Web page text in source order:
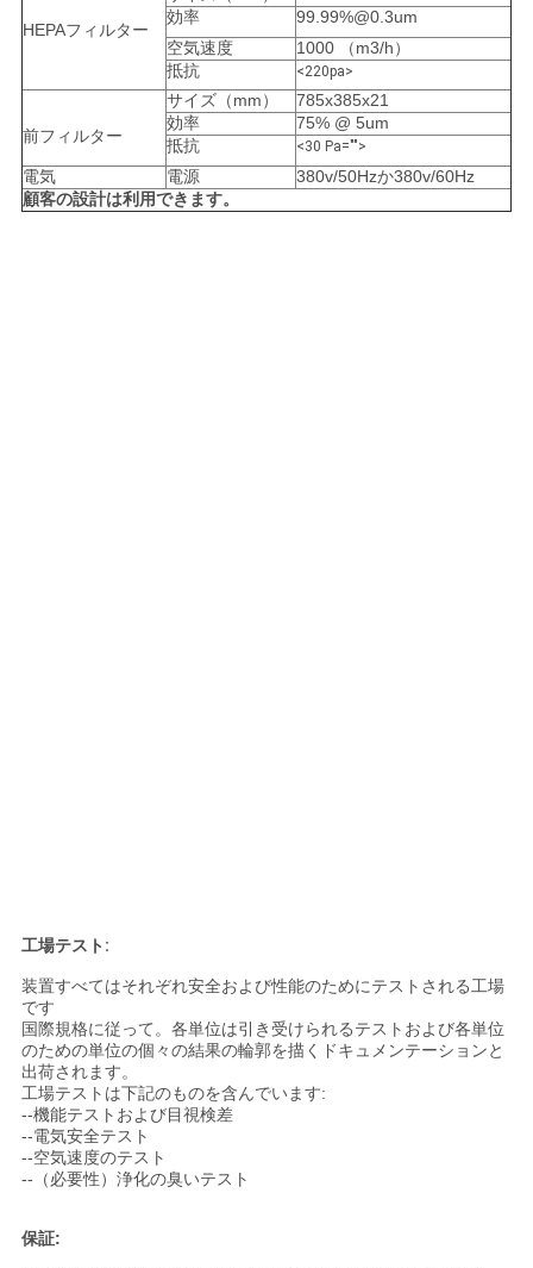
HEPAフィルター
効率
99.99%@0.3um
空気速度
1000 （m3/h）
抵抗
<220pa>
前フィルター
サイズ（mm）
785x385x21
効率
75% @ 5um
抵抗
<30 Pa="">
電気 電源
380v/50Hzか380v/60Hz
顧客の設計は利用できます。
工場テスト:
装置すべてはそれぞれ安全および性能のためにテストされる工場
です
国際規格に従って。各単位は引き受けられるテストおよび各単位
のための単位の個々の結果の輪郭を描くドキュメンテーションと
出荷されます。
工場テストは下記のものを含んでいます:
--機能テストおよび目視検差
--電気安全テスト
--空気速度のテスト
--（必要性）浄化の臭いテスト
保証: